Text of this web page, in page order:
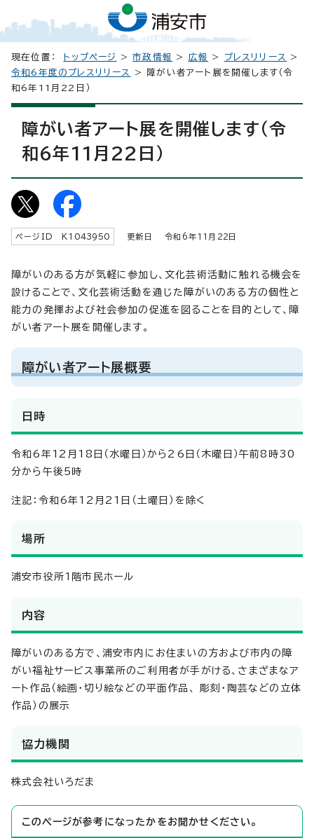
現在位置： トップページ >市政情報 > 広報 > プレスリリース
>
令和6年度のプレスリリース
> 障がい者アート展を開催します（令
和6年11月22日）
障がい者アート展を開催します（令
和6年11月22日）
ページID K 1043950 更新日 令和6年11 月 22 日
障がいのある方が気軽に参加し、文化芸術活動に触れる機会を
設けることで、文化芸術活動を通じた障がいのある方の個性と
能力の発揮および社会参加の促進を図ることを目的として、障
がい者アート展を開催します。
障がい者アート展概要
日時
令和6年12月18日（水曜日）から26日（木曜日）午前8時30
分から午後5時
注記：令和6年12月21日（土曜日）を除く
場所
浦安市役所1階市民ホール
内容
障がいのある方で、浦安市内にお住まいの方および市内の障
がい福祉サービス事業所のご利用者が手がける、さまざまなア
ート作品（絵画・切り絵などの平面作品、 彫刻・陶芸などの立体
作品）の展示
協力機関
株式会社いろだま
このページが参考になったかをお聞かせください。